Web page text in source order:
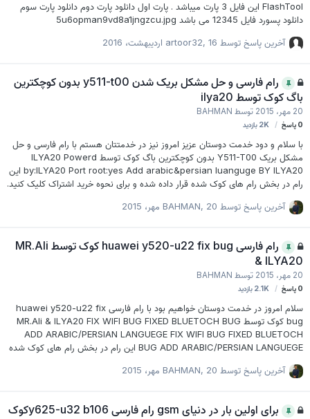
FlashTool این فایل 3 پارت میباشد . پارت اول دانلود پارت دوم دانلود پارت سوم
دانلود پسورد فایل 12345 می باشد 5u6opman9vd8a1jngzcu.jpg
آخرین پاسخ توسط artoor32 ,16 اردیبهشت، 2016
رام فارسی و حل مشکل بریک شدن y511-t00 بدون کوچکترین
باگ کوک توسط ilya20
20 مهر، 2015 توسطBAHMAN
0پاسخ 2Kبازدید
با سلام و دود خدمت دوستان عزیز امروز نیز در خدمتتان هستم با رام فارسی و حل
مشکل بریک Y511-T00 بدون کوچکترین باگ کوک توسط ILYA20 Powerd
by:ILYA20 Port root:yes Add arabic&persian luanguge BY ILYA20 این
رام در بخش رام های کوک شده قرار داده شده و برای نحوه خرید اشتراک کلیک کنید.
آخرین پاسخ توسط BAHMAN ,20 مهر، 2015
رام فارسی huawei y520-u22 fix bug کوک توسط MR.Ali
& ILYA20
20 مهر، 2015 توسطBAHMAN
0پاسخ 2.1Kبازدید
سلام امروز در خدمت دوستان خواهیم بود با رام فارسی huawei y520-u22 fix
bug کوک توسط MR.Ali & ILYA20 FIX WIFI BUG FIXED BLUETOCH BUG
ADD ARABIC/PERSIAN LANGUEGE FIX WIFI BUG FIXED BLUETOCH
BUG ADD ARABIC/PERSIAN LANGUEGE این رام در بخش رام های کوک شده
آخرین پاسخ توسط
BAHMAN ,20 مهر، 2015
برای اولین بار در دنیای gsm رام فارسی y625-u32 b106کوک